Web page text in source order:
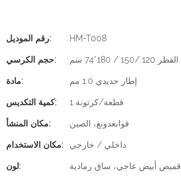
رقم الموديل: HM-T008
حجم الكرسي: القطر 120 /150 / 180*74 سم
مادة: إطار حديدي 1.0 مم
كمية التكديس: 1 قطعة/كرتونة
مكان المنشأ: قوانغدونغ، الصين
مكان الاستخدام: داخلي / خارجي
لون: قميص أبيض عاجي، ساق رمادية